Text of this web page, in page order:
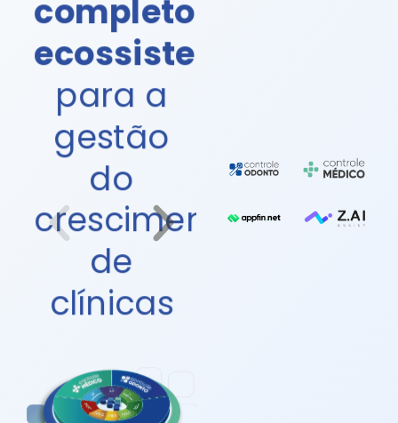
completo
ecossistema
para a
gestão
do
crescimento
de
clínicas
Nossas
completas e